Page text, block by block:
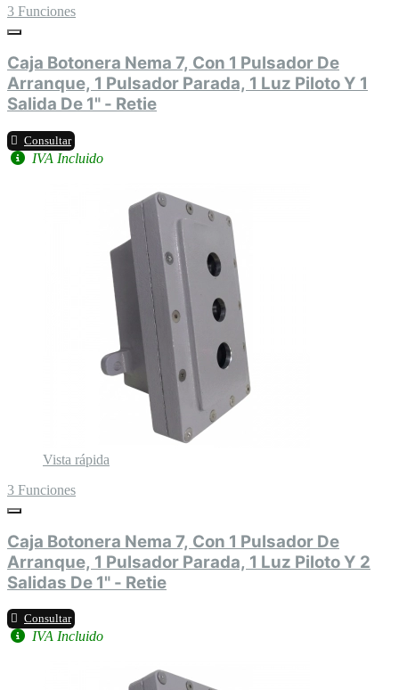
3 Funciones
Caja Botonera Nema 7, Con 1 Pulsador De
Arranque, 1 Pulsador Parada, 1 Luz Piloto Y 1
Salida De 1" - Retie
Consultar
IVA Incluido
Vista rápida
3 Funciones
Caja Botonera Nema 7, Con 1 Pulsador De
Arranque, 1 Pulsador Parada, 1 Luz Piloto Y 2
Salidas De 1" - Retie
Consultar
IVA Incluido